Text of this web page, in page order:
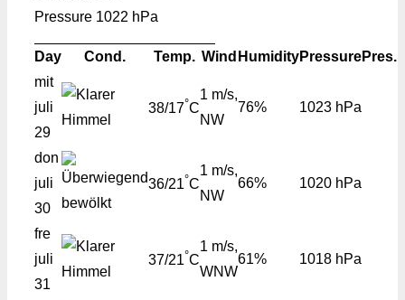
Pressure 1022 hPa
Day Cond. Temp. Wind HumidityPressurePres.
mit
juli
29
38/17°C
1 m/s,
NW
76% 1023 hPa
don
juli
30
36/21°C
1 m/s,
NW
66% 1020 hPa
fre
juli
31
37/21°C
1 m/s,
WNW
61% 1018 hPa